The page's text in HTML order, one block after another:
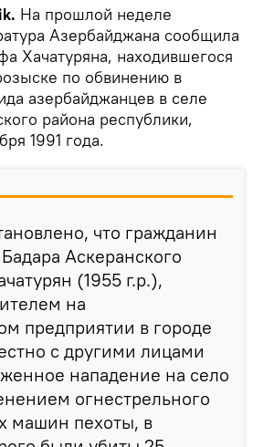
На прошлой неделе
Азербайджана сообщила
Хачатуряна, находившегося
по обвинению в
азербайджанцев в селе
района республики,
1991 года.
что гражданин
Аскеранского
(1955 г.р.),
на
предприятии в городе
с другими лицами
нападение на село
огнестрельного
машин пехоты, в